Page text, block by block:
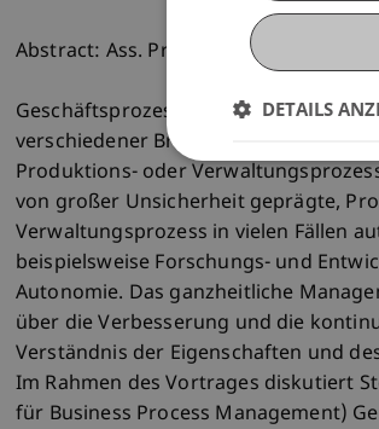
Abstract: Ass. Prof. Dr. Stefan Seidel
Geschäftsprozesse unterscheiden
verschiedener Branchen finden wir
Produktions- oder
von großer Unsicherheit geprägte,
Verwaltungsprozess in vielen Fällen
beispielsweise Forschungs- und
Autonomie. Das ganzheitliche
über die Verbesserung und die
Verständnis der Eigenschaften und
Im Rahmen des Vortrages diskutiert
für Business Process Management)
DETAILS